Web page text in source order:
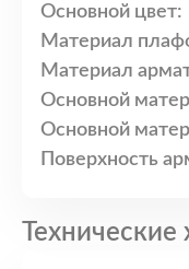
Основной цвет:
Материал
Материал
Основной
Основной
Поверхность